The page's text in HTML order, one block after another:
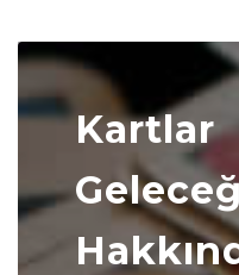
Kartlar